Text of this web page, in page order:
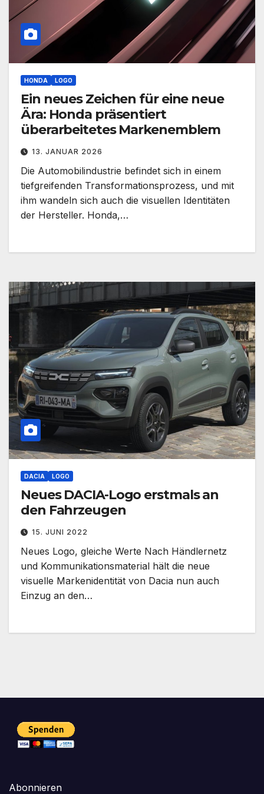
HONDA LOGO
Ein neues Zeichen für eine neue
Ära: Honda präsentiert
überarbeitetes Markenemblem
13. JANUAR 2026
Die Automobilindustrie befindet sich in einem
tiefgreifenden Transformationsprozess, und mit
ihm wandeln sich auch die visuellen Identitäten
der Hersteller. Honda,…
DACIA LOGO
Neues DACIA-Logo erstmals an
den Fahrzeugen
15. JUNI 2022
Neues Logo, gleiche Werte Nach Händlernetz
und Kommunikationsmaterial hält die neue
visuelle Markenidentität von Dacia nun auch
Einzug an den…
Abonnieren